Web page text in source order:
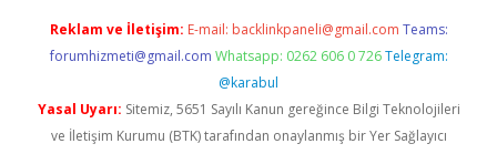
Reklam ve İletişim: E-mail: backlinkpaneli@gmail.com Teams:
forumhizmeti@gmail.com Whatsapp: 0262 606 0 726 Telegram:
@karabul
Yasal Uyarı: Sitemiz, 5651 Sayılı Kanun gereğince Bilgi Teknolojileri
ve İletişim Kurumu (BTK) tarafından onaylanmış bir Yer Sağlayıcı